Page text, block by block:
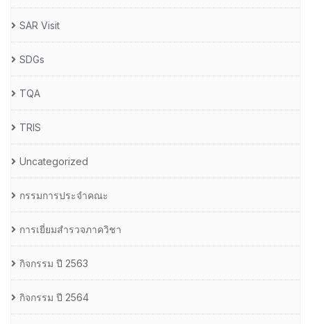
SAR Visit
SDGs
TQA
TRIS
Uncategorized
กรรมการประจำคณะ
การเยี่ยมสำรวจภาควิชา
กิจกรรม ปี 2563
กิจกรรม ปี 2564